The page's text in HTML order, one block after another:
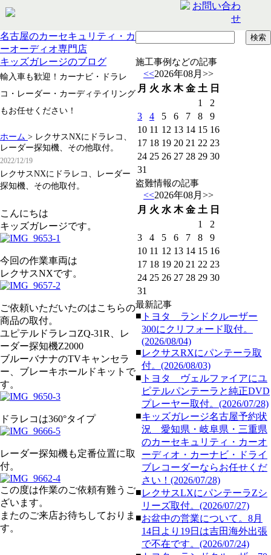
名古屋のカーセキュリティ・カ
ーオーディオ専門店
キッズガレージのブログ
輸入車も歓迎！カーナビ・ドラレ
コ・レーダー・カーディテイリング
もお任せください！
ホーム > レクサスNXにドラレコ、
レーダー探知機、その他取付。
2022/12/19
レクサスNXにドラレコ、レーダー
探知機、その他取付。
こんにちは
キッズガレージです。
今回の作業車両は
レクサスNXです。
ご依頼いただいたのはこちらの
商品の取付。
ユピテルドラレコZQ-31R、レ
ーダー探知機Z2000
ブルーバナナのTVキャンセラ
ー、ブレーキホールドキットで
す。
ドラレコは360°タイプ
レーダー探知機も定番位置に取
付。
この度は作業のご依頼有難うご
ざいます。
またのご来店お待ちしておりま
す。
施工事例などの記事
<<2026年08月 >>
月 火 水 木 金 土 日
1
2
3
4 5 6 7 8
9
10 11 12 13 14 15 16
17 18 19 20 21 22 23
24 25 26 27 28 29 30
31
盗難情報の記事
<<2026年08月 >>
月 火 水 木 金 土 日
1
2
3
4 5 6 7 8
9
10 11 12 13 14 15 16
17 18 19 20 21 22 23
24 25 26 27 28 29 30
31
最新記事
■ トヨタ ランドクルーザー
300にクリフォード取付。
(2026/08/04)
■レクサスRXにパンテーラ取
付。(2026/08/03)
■ トヨタ ヴェルファイアにユ
ピテルパンテーラと純正DVD
プレーヤー取付。(2026/07/28)
■キッズガレージ名古屋予約状
況 愛知県・岐阜県・三重県
のカーセキュリティ・カーオ
ーディオ・カーナビ・ドライ
ブレコーダーならお任せくだ
さい！(2026/07/28)
■レクサスLXにパンテーラZシ
リーズ取付。(2026/07/27)
■お盆中の営業について。8月
14日より19日は吉田海外出張
で不在です。(2026/07/24)